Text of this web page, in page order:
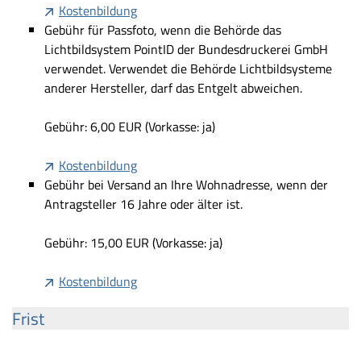
Kostenbildung
Gebühr für Passfoto, wenn die Behörde das
Lichtbildsystem PointID der Bundesdruckerei GmbH
verwendet. Verwendet die Behörde Lichtbildsysteme
anderer Hersteller, darf das Entgelt abweichen.
Gebühr: 6,00 EUR (Vorkasse: ja)
Kostenbildung
Gebühr bei Versand an Ihre Wohnadresse, wenn der
Antragsteller 16 Jahre oder älter ist.
Gebühr: 15,00 EUR (Vorkasse: ja)
Kostenbildung
Frist